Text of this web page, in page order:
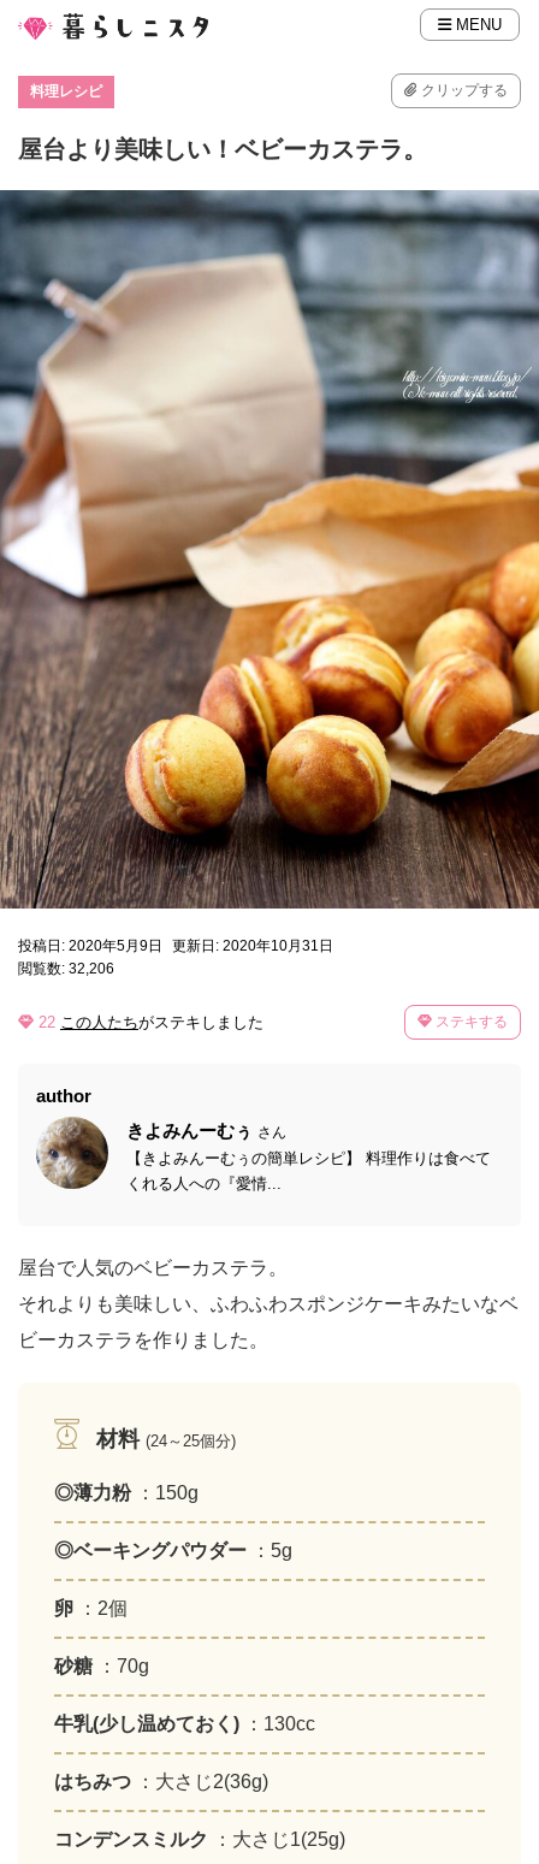
MENU
料理レシピ クリップする
屋台より美味しい！ベビーカステラ。
投稿日: 2020年5月9日
更新日: 2020年10月31日
閲覧数: 32,206
22 この人たちがステキしました ステキする
author
きよみんーむぅ さん
【きよみんーむぅの簡単レシピ】 料理作りは食べて
くれる人への『愛情...
屋台で人気のベビーカステラ。
それよりも美味しい、ふわふわスポンジケーキみたいなベ
ビーカステラを作りました。
材料 (24～25個分)
◎薄力粉 ：150g
◎ベーキングパウダー ：5g
卵 ：2個
砂糖 ：70g
牛乳(少し温めておく) ：130cc
はちみつ ：大さじ2(36g)
コンデンスミルク ：大さじ1(25g)